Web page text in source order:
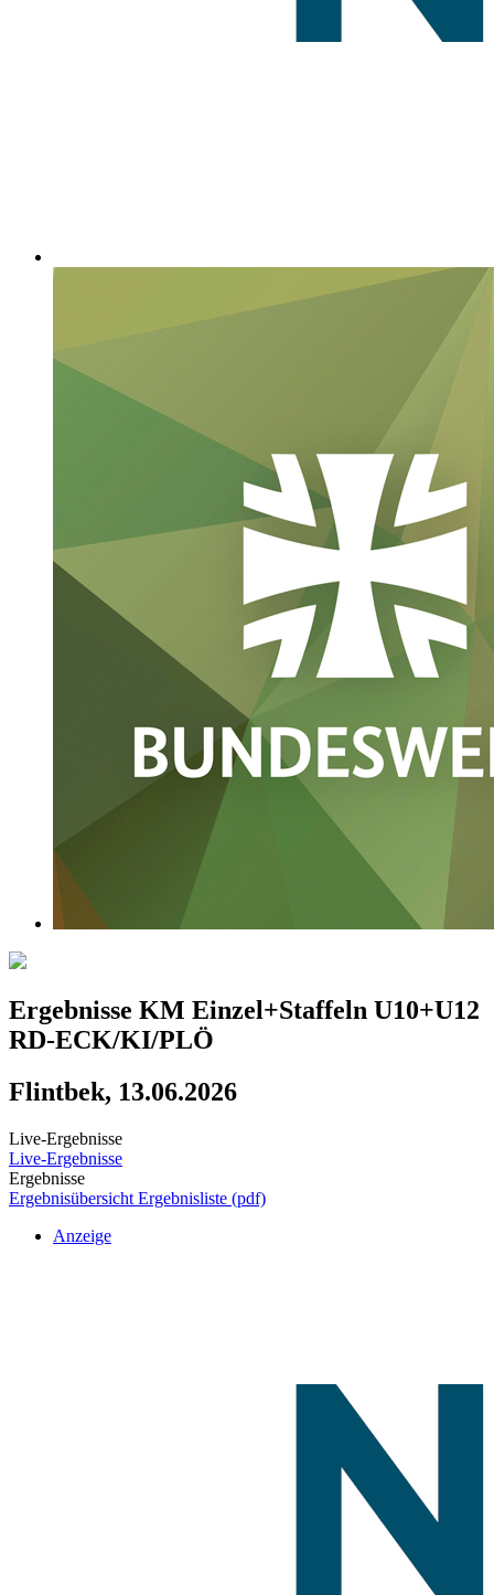
Ergebnisse KM Einzel+Staffeln U10+U12
RD-ECK/KI/PLÖ
Flintbek, 13.06.2026
Live-Ergebnisse
Live-Ergebnisse
Ergebnisse
Ergebnisübersicht Ergebnisliste (pdf)
Anzeige